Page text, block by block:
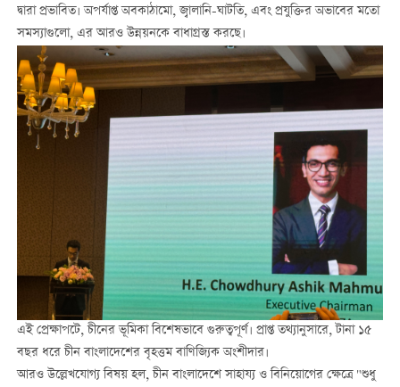
দ্বারা প্রভাবিত। অপর্যাপ্ত অবকাঠামো, জ্বালানি-ঘাটতি, এবং প্রযুক্তির অভাবের মতো
সমস্যাগুলো, এর আরও উন্নয়নকে বাধাগ্রস্ত করছে।
এই প্রেক্ষাপটে, চীনের ভূমিকা বিশেষভাবে গুরুত্বপূর্ণ। প্রাপ্ত তথ্যানুসারে, টানা ১৫
বছর ধরে চীন বাংলাদেশের বৃহত্তম বাণিজ্যিক অংশীদার।
আরও উল্লেখযোগ্য বিষয় হল, চীন বাংলাদেশে সাহায্য ও বিনিয়োগের ক্ষেত্রে "শুধু